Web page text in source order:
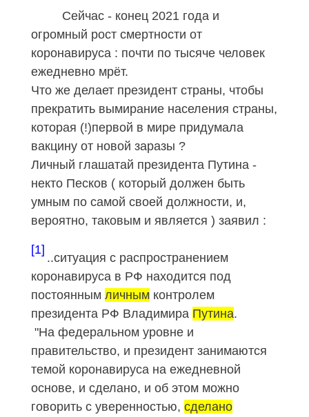
Сейчас - конец 2021 года и
огромный рост смертности от
коронавируса : почти по тысяче человек
ежедневно мрёт.
Что же делает президент страны, чтобы
прекратить вымирание населения страны,
которая (!)первой в мире придумала
вакцину от новой заразы ?
Личный глашатай президента Путина -
некто Песков ( который должен быть
умным по самой своей должности, и,
вероятно, таковым и является ) заявил :
[1]
..ситуация с распространением
коронавируса в РФ находится под
постоянным личным контролем
президента РФ Владимира Путина.
"На федеральном уровне и
правительство, и президент занимаются
темой коронавируса на ежедневной
основе, и сделано, и об этом можно
говорить с уверенностью, сделано